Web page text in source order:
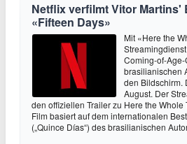
Netflix verfilmt Vitor Martins'
«Fifteen Days»
Mit «Here the
Coming-of-
brasilianischen
den Bildschirm.
August. Der
den offiziellen Trailer zu Here the Whole
Film basiert auf dem internationalen
(„Quince Días“) des brasilianischen